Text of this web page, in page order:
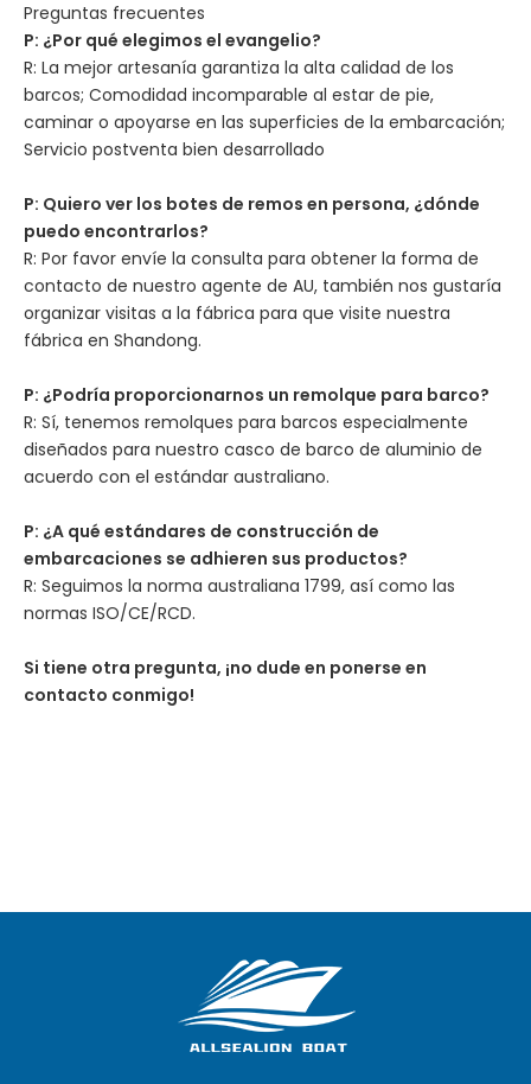
Preguntas frecuentes
P: ¿Por qué elegimos el evangelio?
R: La mejor artesanía garantiza la alta calidad de los
barcos; Comodidad incomparable al estar de pie,
caminar o apoyarse en las superficies de la embarcación;
Servicio postventa bien desarrollado
P: Quiero ver los botes de remos en persona, ¿dónde
puedo encontrarlos?
R: Por favor envíe la consulta para obtener la forma de
contacto de nuestro agente de AU, también nos gustaría
organizar visitas a la fábrica para que visite nuestra
fábrica en Shandong.
P: ¿Podría proporcionarnos un remolque para barco?
R: Sí, tenemos remolques para barcos especialmente
diseñados para nuestro casco de barco de aluminio de
acuerdo con el estándar australiano.
P: ¿A qué estándares de construcción de
embarcaciones se adhieren sus productos?
R: Seguimos la norma australiana 1799, así como las
normas ISO/CE/RCD.
Si tiene otra pregunta, ¡no dude en ponerse en
contacto conmigo!